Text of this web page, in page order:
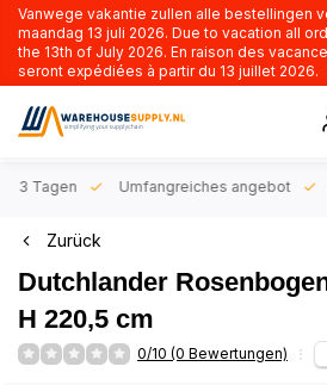
Vanwege vakantie zullen alle bestellingen
maandag 13 juli 2026. Due to vacation all
the 13th of July 2026. En raison des
seront expédiées à partir du 13 juillet 2026.
3 Tagen Umfangreiches angebot
Zurück
Dutchlander
H 220,5 cm
0/10 (0 Bewertungen)